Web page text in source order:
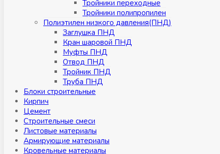
Тройники переходные
Тройники полипропилен
Полиэтилен низкого давления(ПНД)
Заглушка ПНД
Кран шаровой ПНД
Муфты ПНД
Отвод ПНД
Тройник ПНД
Труба ПНД
Блоки строительные
Кирпич
Цемент
Строительные смеси
Листовые материалы
Армирующие материалы
Кровельные материалы